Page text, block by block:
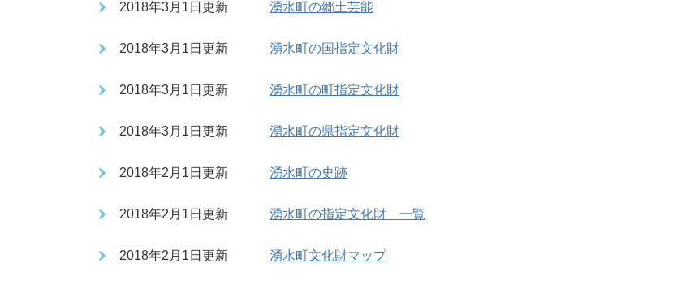
2018年3月1日更新 湧水町の郷土芸能
2018年3月1日更新 湧水町の国指定文化財
2018年3月1日更新 湧水町の町指定文化財
2018年3月1日更新 湧水町の県指定文化財
2018年2月1日更新 湧水町の史跡
2018年2月1日更新 湧水町の指定文化財 一覧
2018年2月1日更新 湧水町文化財マップ